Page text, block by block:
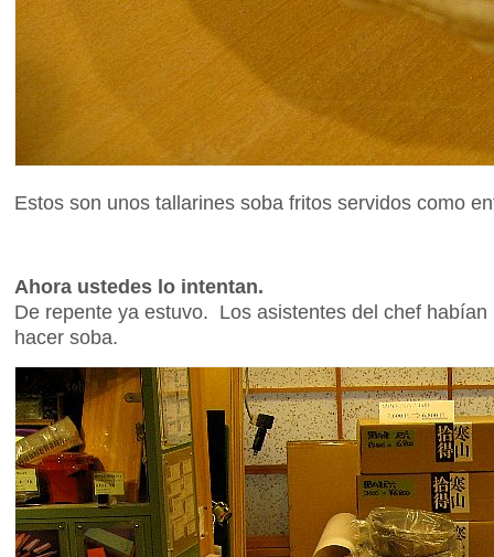
Estos son unos tallarines soba fritos servidos como
Ahora ustedes lo intentan.
De repente ya estuvo. Los asistentes del chef
hacer soba.